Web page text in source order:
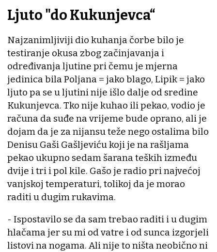
Ljuto "do Kukunjevca“
Najzanimljiviji dio kuhanja čorbe bilo je
testiranje okusa zbog začinjavanja i
određivanja ljutine pri čemu je mjerna
jedinica bila Poljana = jako blago, Lipik = jako
ljuto pa se u ljutini nije išlo dalje od sredine
Kukunjevca. Tko nije kuhao ili pekao, vodio je
računa da suđe na vrijeme bude oprano, ali je
dojam da je za nijansu teže nego ostalima bilo
Denisu Gaši Gašljeviću koji je na rašljama
pekao ukupno sedam šarana teških između
dvije i tri i pol kile. Gašo je radio pri najvećoj
vanjskoj temperaturi, tolikoj da je morao
raditi u dugim rukavima.
- Ispostavilo se da sam trebao raditi i u dugim
hlačama jer su mi od vatre i od sunca izgorjeli
listovi na nogama. Ali nije to ništa neobično ni